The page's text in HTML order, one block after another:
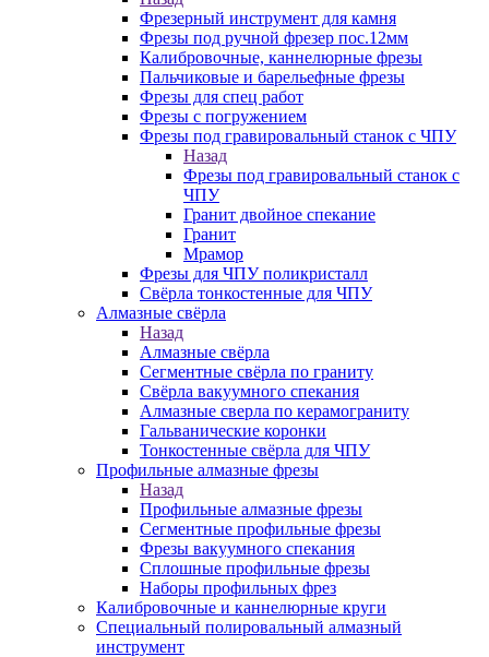
Фрезерный инструмент для камня
Фрезы под ручной фрезер пос.12мм
Калибровочные, каннелюрные фрезы
Пальчиковые и барельефные фрезы
Фрезы для спец работ
Фрезы с погружением
Фрезы под гравировальный станок с ЧПУ
Назад
Фрезы под гравировальный станок с
ЧПУ
Гранит двойное спекание
Гранит
Мрамор
Фрезы для ЧПУ поликристалл
Свёрла тонкостенные для ЧПУ
Алмазные свёрла
Назад
Алмазные свёрла
Сегментные свёрла по граниту
Свёрла вакуумного спекания
Алмазные сверла по керамограниту
Гальванические коронки
Тонкостенные свёрла для ЧПУ
Профильные алмазные фрезы
Назад
Профильные алмазные фрезы
Сегментные профильные фрезы
Фрезы вакуумного спекания
Сплошные профильные фрезы
Наборы профильных фрез
Калибровочные и каннелюрные круги
Специальный полировальный алмазный
инструмент